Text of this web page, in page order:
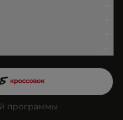
программы